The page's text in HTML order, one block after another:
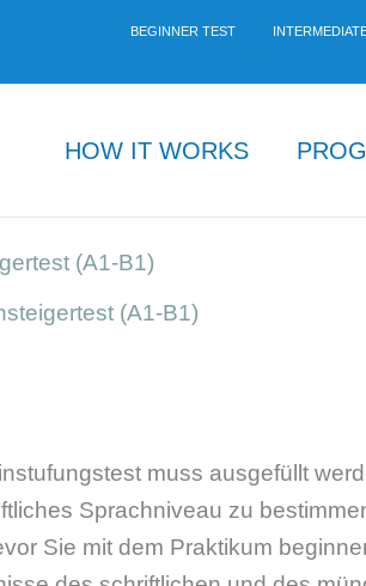
BEGINNER TEST
HOW IT WORKS
(A1-B1)
(A1-B1)
muss ausgefüllt
Sprachniveau zu
Sie mit dem Praktikum